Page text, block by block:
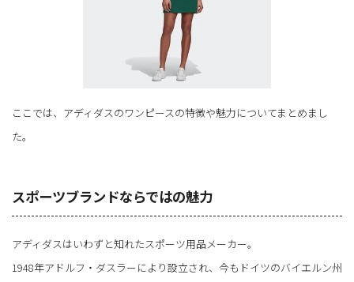
ここでは、アディダスのワンピースの特徴や魅力についてまとめまし
た。
スポーツブランドならではの魅力
アディダスはいわずと知れたスポーツ用品メーカー。
1948年アドルフ・ダスラーにより設立され、今もドイツのバイエルン州